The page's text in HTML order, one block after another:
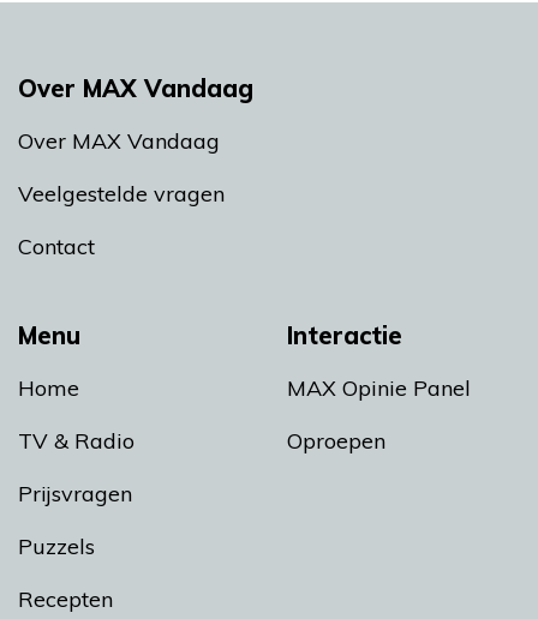
Menu
Home
TV & Radio
Prijsvragen
Puzzels
Recepten
Interactie
MAX Opinie Panel
Oproepen
Over MAX Vandaag
Over MAX Vandaag
Veelgestelde vragen
Contact